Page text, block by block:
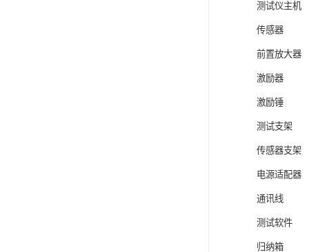
测试
传
前置
激
激
测
传感
电源
通
测
归